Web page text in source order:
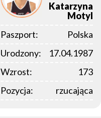
Katarzyna
Motyl
Paszport:
Polska
Urodzony:
17.04.1987
Wzrost:
173
Pozycja:
rzucająca